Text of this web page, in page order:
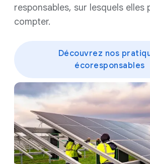
responsables, sur lesquels elles
compter.
Découvrez nos
écoresponsables